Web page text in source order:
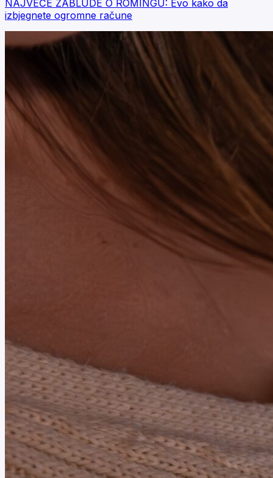
NAJVEĆE ZABLUDE O ROMINGU: Evo kako da
izbjegnete ogromne račune